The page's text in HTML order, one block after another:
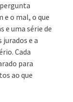
e o mal, o que
e uma série de
e a
Cada
para
ao que